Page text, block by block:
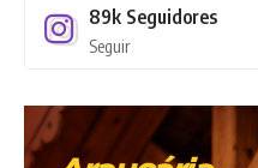
89k Seguidores
Seguir